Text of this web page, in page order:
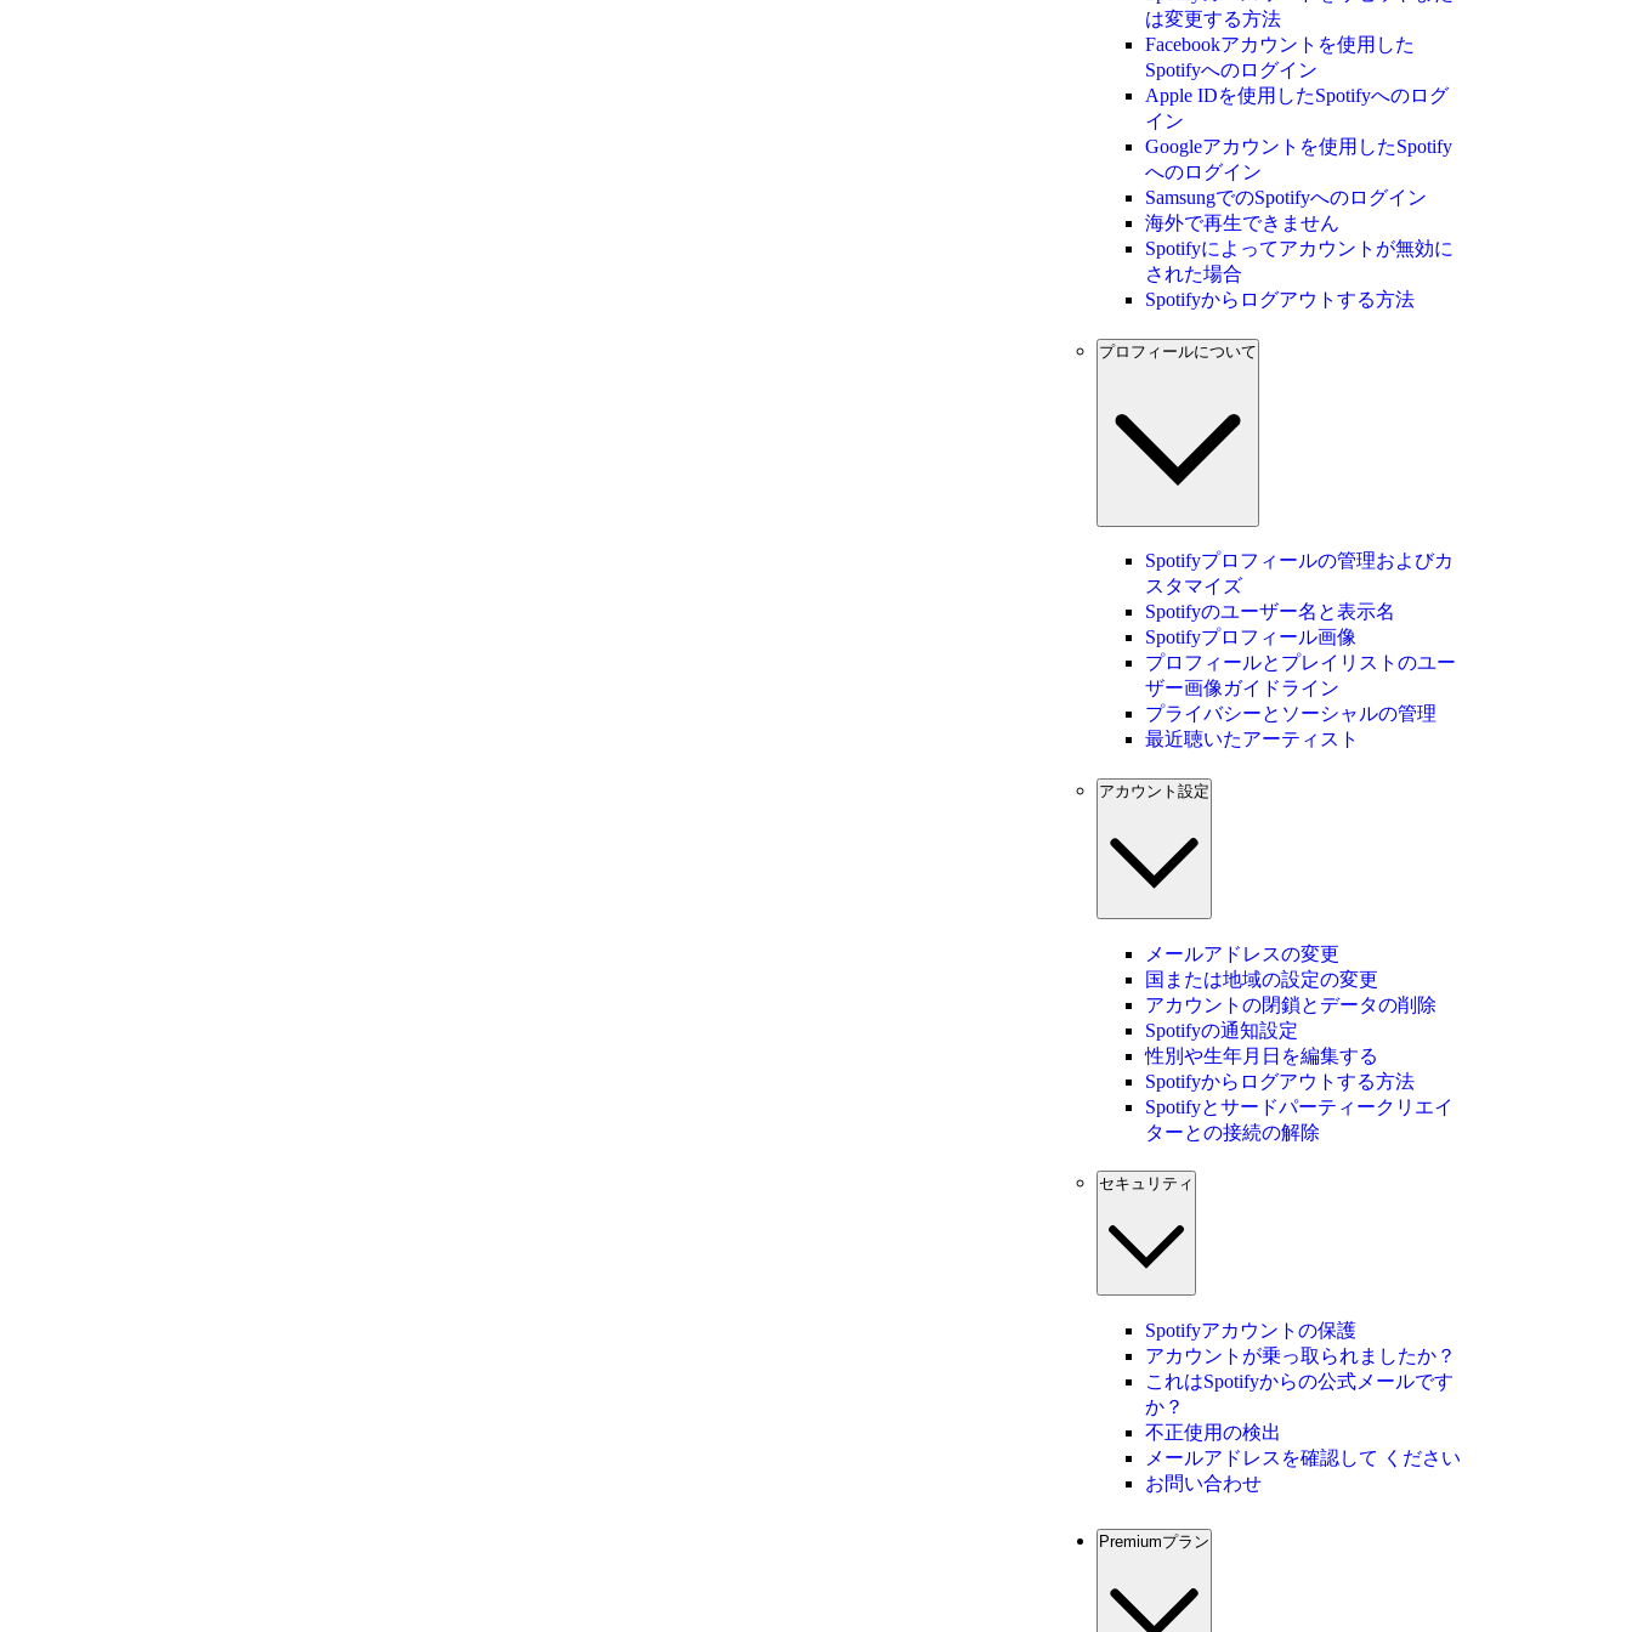
は変更する方法
Facebookアカウントを使用した
Spotifyへのログイン
Apple IDを使用したSpotifyへのログ
イン
Googleアカウントを使用したSpotify
へのログイン
SamsungでのSpotifyへのログイン
海外で再生できません
Spotifyによってアカウントが無効に
された場合
Spotifyからログアウトする方法
プロフィールについて
Spotifyプロフィールの管理およびカ
スタマイズ
Spotifyのユーザー名と表示名
Spotifyプロフィール画像
プロフィールとプレイリストのユー
ザー画像ガイドライン
プライバシーとソーシャルの管理
最近聴いたアーティスト
アカウント設定
メールアドレスの変更
国または地域の設定の変更
アカウントの閉鎖とデータの削除
Spotifyの通知設定
性別や生年月日を編集する
Spotifyからログアウトする方法
Spotifyとサードパーティークリエイ
ターとの接続の解除
セキュリティ
Spotifyアカウントの保護
アカウントが乗っ取られましたか？
これはSpotifyからの公式メールです
か？
不正使用の検出
メールアドレスを確認して ください
お問い合わせ
Premiumプラン